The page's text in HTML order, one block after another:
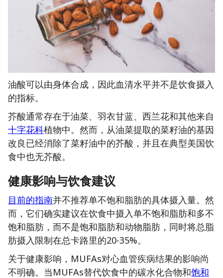
油酸可以由身体合成，因此血清水平并不是饮食摄入
的指标。
芥酸通常存在于油菜、羽衣甘蓝、西兰花和其他来自
十字花科植物中。然而，从油菜提取的菜籽油的基因
改良已经消除了菜籽油中的芥酸，并且在典型美国饮
食中也无芥酸。
健康影响与饮食建议
目前的指南并不推荐单不饱和脂肪的具体摄入量。然
而，它们确实建议在饮食中摄入单不饱和脂肪和多不
饱和脂肪，而不是饱和脂肪和动物脂肪，同时将总脂
肪摄入限制在总卡路里的20-35%。
关于健康影响，MUFAs对心血管疾病结果的影响尚
不明确。当MUFAs替代饮食中的碳水化合物和饱和